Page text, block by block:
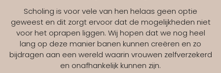
Scholing is voor vele van hen helaas geen optie
geweest en dit zorgt ervoor dat de mogelijkheden niet
voor het oprapen liggen. Wij hopen dat we nog heel
lang op deze manier banen kunnen creëren en zo
bijdragen aan een wereld waarin vrouwen zelfverzekerd
en onafhankelijk kunnen zijn.